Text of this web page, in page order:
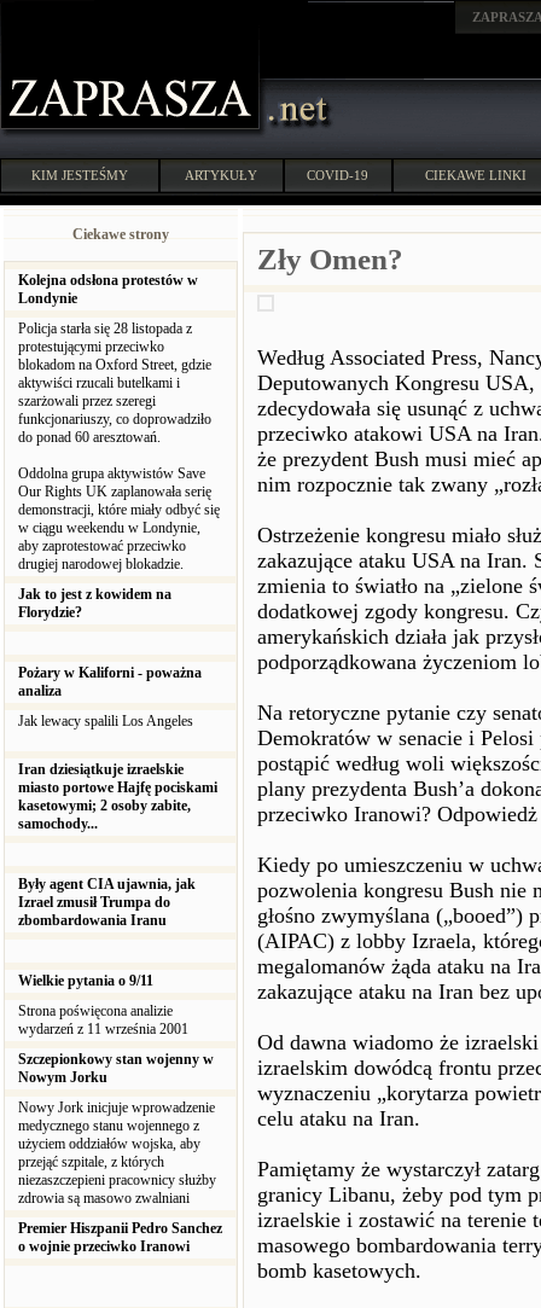
KIM JESTEŚMY ARTYKUŁY COVID-19 CIEKAWE LINKI
Ciekawe strony
Kolejna odsłona protestów w
Londynie
Policja starła się 28 listopada z
protestującymi przeciwko
blokadom na Oxford Street, gdzie
aktywiści rzucali butelkami i
szarżowali przez szeregi
funkcjonariuszy, co doprowadziło
do ponad 60 aresztowań.
Oddolna grupa aktywistów Save
Our Rights UK zaplanowała serię
demonstracji, które miały odbyć się
w ciągu weekendu w Londynie,
aby zaprotestować przeciwko
drugiej narodowej blokadzie.
Jak to jest z kowidem na
Florydzie?
Pożary w Kaliforni - poważna
analiza
Jak lewacy spalili Los Angeles
Iran dziesiątkuje izraelskie
miasto portowe Hajfę pociskami
kasetowymi; 2 osoby zabite,
samochody...
Były agent CIA ujawnia, jak
Izrael zmusił Trumpa do
zbombardowania Iranu
Wielkie pytania o 9/11
Strona poświęcona analizie
wydarzeń z 11 września 2001
Szczepionkowy stan wojenny w
Nowym Jorku
Nowy Jork inicjuje wprowadzenie
medycznego stanu wojennego z
użyciem oddziałów wojska, aby
przejąć szpitale, z których
niezaszczepieni pracownicy służby
zdrowia są masowo zwalniani
Premier Hiszpanii Pedro Sanchez
o wojnie przeciwko Iranowi
Zły Omen?
Według Associated Press,
Deputowanych Kongresu
zdecydowała się usunąć z
przeciwko atakowi USA na
że prezydent Bush musi mieć
nim rozpocznie tak zwany
Ostrzeżenie kongresu miało
zakazujące ataku USA na Iran.
zmienia to światło na „zielone
dodatkowej zgody kongresu.
amerykańskich działa jak
podporządkowana życzeniom
Na retoryczne pytanie czy
Demokratów w senacie i
postąpić według woli
plany prezydenta Bush’a
przeciwko Iranowi?
Kiedy po umieszczeniu w
pozwolenia kongresu Bush nie
głośno zwymyślana
(AIPAC) z lobby Izraela,
megalomanów żąda ataku na
zakazujące ataku na Iran bez
Od dawna wiadomo że
izraelskim dowódcą frontu
wyznaczeniu „korytarza
celu ataku na Iran.
Pamiętamy że wystarczył
granicy Libanu, żeby pod tym
izraelskie i zostawić na terenie
masowego bombardowania
bomb kasetowych.